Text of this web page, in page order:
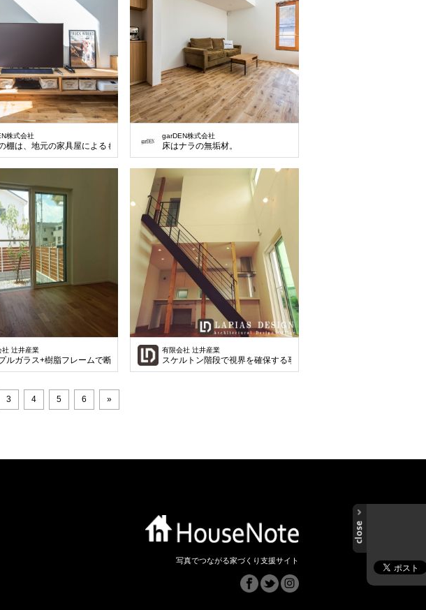
ら広く見える計画。
株式会社
棚は、地元の家具屋によるもの。
garDEN株式会社
床はナラの無垢材。
社 辻井産業
ルガラス+樹脂フレームで断熱効果アップ
有限会社 辻井産業
スケルトン階段で視界を確保する事でコンパクトな家でも広々感じる
3 4 5 6 »
写真でつながる家づくり支援サイト